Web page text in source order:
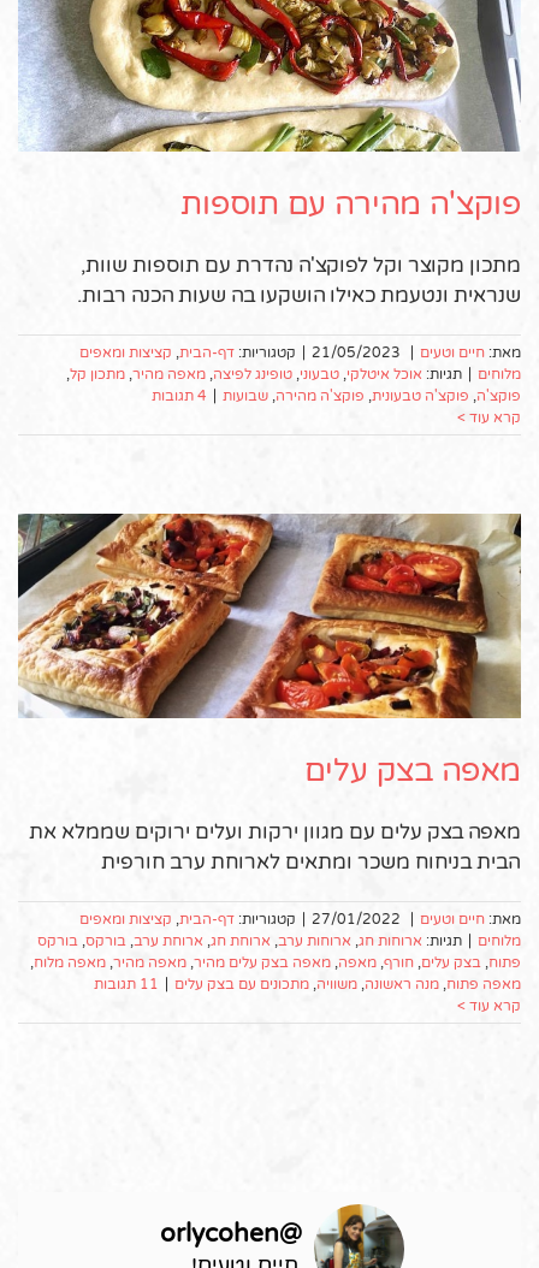
פוקצ'ה מהירה עם תוספות
מתכון מקוצר וקל לפוקצ'ה נהדרת עם תוספות שוות,
שנראית ונטעמת כאילו הושקעו בה שעות הכנה רבות.
מאת: חיים וטעים 21/05/2023 קטגוריות: דף-הבית, קציצות ומאפים
מלוחים
תגיות: אוכל איטלקי, טבעוני, טופינג לפיצה, מאפה מהיר, מתכון קל,
פוקצ'ה, פוקצ'ה טבעונית, פוקצ'ה מהירה, שבועות
4 תגובות
קרא עוד >
מאפה בצק עלים
מאפה בצק עלים עם מגוון ירקות ועלים ירוקים שממלא את
הבית בניחוח משכר ומתאים לארוחת ערב חורפית
מאת: חיים וטעים 27/01/2022 קטגוריות: דף-הבית, קציצות ומאפים
מלוחים
תגיות: ארוחות חג, ארוחות ערב, ארוחת חג, ארוחת ערב, בורקס, בורקס
פתוח, בצק עלים, חורף, מאפה, מאפה בצק עלים מהיר, מאפה מהיר, מאפה מלוח,
מאפה פתוח, מנה ראשונה, משוויה, מתכונים עם בצק עלים
11 תגובות
קרא עוד >
@
orlycohen